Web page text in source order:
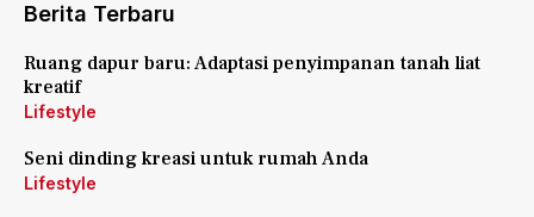
Berita Terbaru
Ruang dapur baru: Adaptasi penyimpanan tanah liat
kreatif
Lifestyle
Seni dinding kreasi untuk rumah Anda
Lifestyle